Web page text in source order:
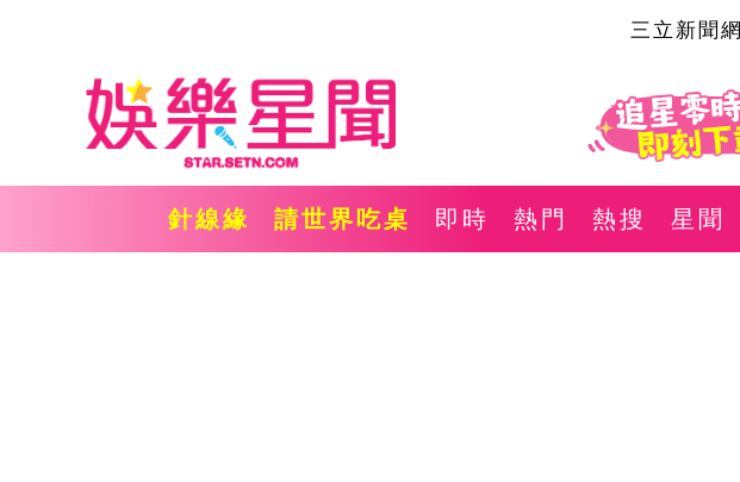
三立新聞網
針線緣 請世界吃桌 即時 熱門 熱搜 星聞